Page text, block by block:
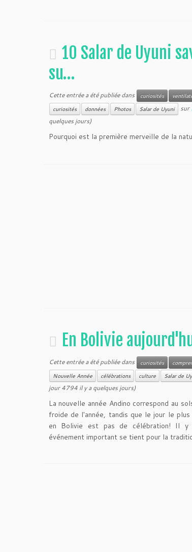
10 Salar de Uyuni
su…
Cette entrée a été publiée dans curiosités
curiosités données Photos Salar de Uyuni sur
quelques jours)
Pourquoi est la première merveille de la
En Bolivie
Cette entrée a été publiée dans curiosités
Nouvelle Année célébrations culture Salar de
jour 4794 il y a quelques jours)
La nouvelle année Andino correspond au
froide de l'année, tandis que le jour le
en Bolivie est pas de célébration! Il y
événement important se tient pour la